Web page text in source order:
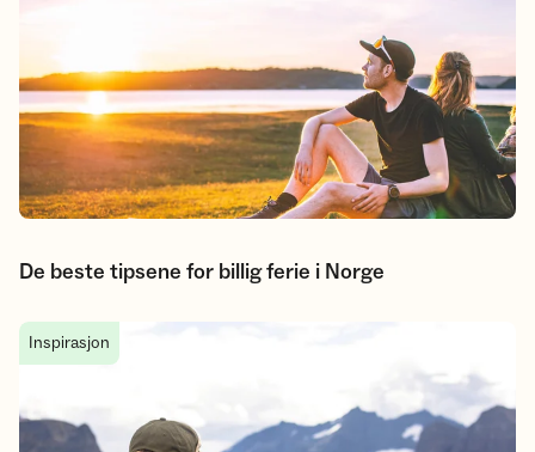
De beste tipsene for billig ferie i Norge
Hytte til hytte-turer du må oppleve i sommer
Inspirasjon